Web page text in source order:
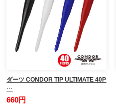
ダーツ CONDOR TIP ULTIMATE 40P
…
660円